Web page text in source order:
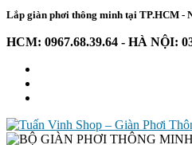
Lắp giàn phơi thông minh tại TP.HCM -
HCM: 0967.68.39.64 - HÀ NỘI: